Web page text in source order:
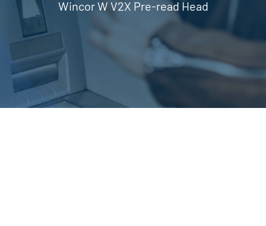
Wincor W V2X Pre-read Head